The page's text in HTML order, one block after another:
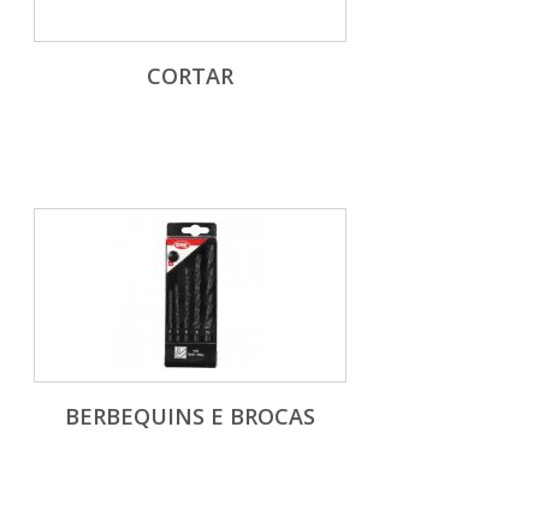
CORTAR
BERBEQUINS E BROCAS